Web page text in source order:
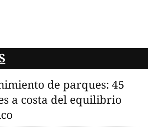
de parques: 45
a costa del equilibrio